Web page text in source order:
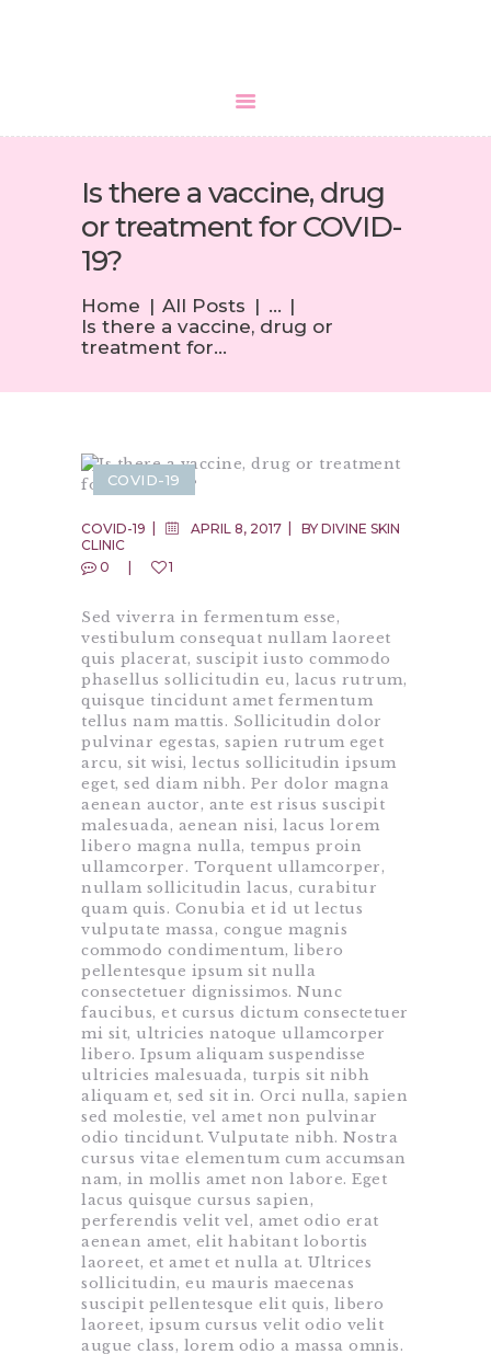
Is there a vaccine, drug
or treatment for COVID-
19?
Home All Posts
...
Is there a vaccine, drug or
treatment for...
ABOUT US
SERVICES
MEDIA
BLOGS
CONTACTS
COVID-19
COVID-19 APRIL 8, 2017 BY DIVINE SKIN
CLINIC
0
1
Sed viverra in fermentum esse,
vestibulum consequat nullam laoreet
quis placerat, suscipit iusto commodo
phasellus sollicitudin eu, lacus rutrum,
quisque tincidunt amet fermentum
tellus nam mattis. Sollicitudin dolor
pulvinar egestas, sapien rutrum eget
arcu, sit wisi, lectus sollicitudin ipsum
eget, sed diam nibh. Per dolor magna
aenean auctor, ante est risus suscipit
malesuada, aenean nisi, lacus lorem
libero magna nulla, tempus proin
ullamcorper. Torquent ullamcorper,
nullam sollicitudin lacus, curabitur
quam quis. Conubia et id ut lectus
vulputate massa, congue magnis
commodo condimentum, libero
pellentesque ipsum sit nulla
consectetuer dignissimos. Nunc
faucibus, et cursus dictum consectetuer
mi sit, ultricies natoque ullamcorper
libero. Ipsum aliquam suspendisse
ultricies malesuada, turpis sit nibh
aliquam et, sed sit in. Orci nulla, sapien
sed molestie, vel amet non pulvinar
odio tincidunt. Vulputate nibh. Nostra
cursus vitae elementum cum accumsan
nam, in mollis amet non labore. Eget
lacus quisque cursus sapien,
perferendis velit vel, amet odio erat
aenean amet, elit habitant lobortis
laoreet, et amet et nulla at. Ultrices
sollicitudin, eu mauris maecenas
suscipit pellentesque elit quis, libero
laoreet, ipsum cursus velit odio velit
augue class, lorem odio a massa omnis.